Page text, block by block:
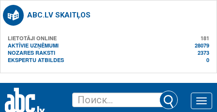
ABC.LV SKAITĻOS
LIETOTĀJI ONLINE
181
AKTĪVIE UZŅĒMUMI
28079
NOZARES RAKSTI
2373
EKSPERTU ATBILDES
0
Toggle